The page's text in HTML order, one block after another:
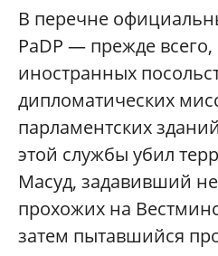
В перечне
PaDP — прежде всего,
иностранных
дипломатических
парламентских
этой службы убил
Масуд, задавивший
прохожих на
затем пытавшийся